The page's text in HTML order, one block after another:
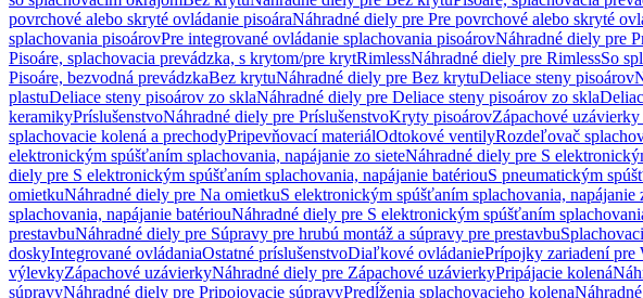
povrchové alebo skryté ovládanie pisoáraNáhradné diely pre Pre povrchové alebo skryté
splachovania pisoárovPre integrované ovládanie splachovania pisoárovNáhradné diely pre
Pisoáre, splachovacia prevádzka, s krytom/pre krytRimlessNáhradné diely pre RimlessSo
Pisoáre, bezvodná prevádzkaBez krytuNáhradné diely pre Bez krytuDeliace steny pisoárov
plastuDeliace steny pisoárov zo sklaNáhradné diely pre Deliace steny pisoárov zo skla
keramikyPríslušenstvoNáhradné diely pre PríslušenstvoKryty pisoárovZápachové
splachovacie kolená a prechodyPripevňovací materiálOdtokové ventilyRozdeľovač
elektronickým spúšťaním splachovania, napájanie zo sieteNáhradné diely pre S
diely pre S elektronickým spúšťaním splachovania, napájanie batériouS pneumatickým
omietkuNáhradné diely pre Na omietkuS elektronickým spúšťaním splachovania, napájanie
splachovania, napájanie batériouNáhradné diely pre S elektronickým spúšťaním
prestavbuNáhradné diely pre Súpravy pre hrubú montáž a súpravy pre prestavbu
doskyIntegrované ovládaniaOstatné príslušenstvoDiaľkové ovládaniePrípojky zariadení pre
výlevkyZápachové uzávierkyNáhradné diely pre Zápachové uzávierkyPripájacie kolená
súpravyNáhradné diely pre Pripojovacie súpravyPredĺženia splachovacieho kolena